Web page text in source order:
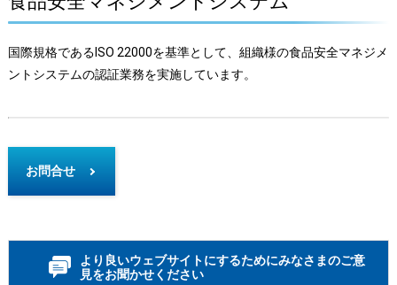
国際規格であるISO 22000を基準として、組織様の食品安全マネジメ
ントシステムの認証業務を実施しています。
お問合せ
より良いウェブサイトにするためにみなさまのご意
見をお聞かせください